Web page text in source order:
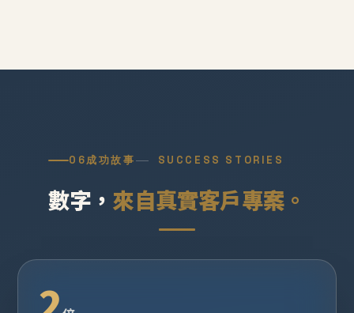
06成功故事 SUCCESS STORIES
數字， 來自真實客戶專案。